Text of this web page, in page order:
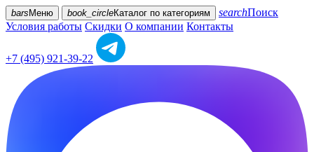
bars Меню book_circleКаталог по категориям searchПоиск
Условия работы Скидки О компании Контакты
+7 (495) 921-39-22